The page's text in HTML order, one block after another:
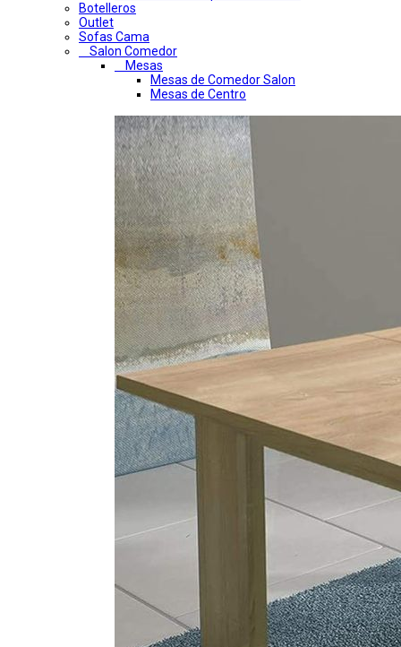
Botelleros
Outlet
Sofas Cama
Salon Comedor
Mesas
Mesas de Comedor Salon
Mesas de Centro